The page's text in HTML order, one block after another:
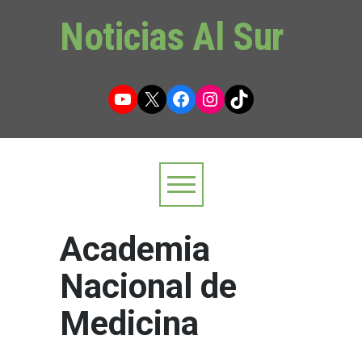
Noticias Al Sur
YouTube
X Facebook
Instagram
TikTok
Academia
Nacional de
Medicina